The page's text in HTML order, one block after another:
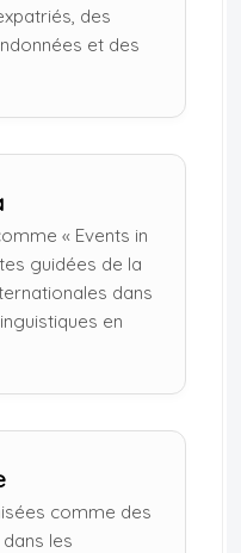
des
et des
« Events in
guidées de la
dans
en
comme des
les